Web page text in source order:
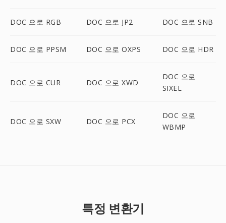
DOC 으로 RGB DOC 으로 JP2 DOC 으로 SNB
DOC 으로 PPSM DOC 으로 OXPS DOC 으로 HDR
DOC 으로 CUR DOC 으로 XWD
DOC 으로
SIXEL
DOC 으로 SXW DOC 으로 PCX
DOC 으로
WBMP
특정 변환기